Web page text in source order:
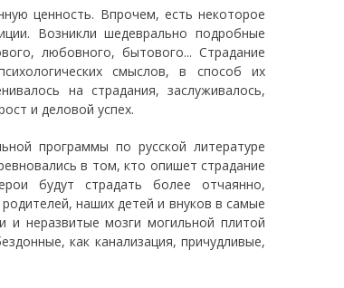
ценность. Впрочем, есть некоторое
Возникли шедеврально подробные
любовного, бытового... Страдание
смыслов, в способ их
на страдания, заслуживалось,
и деловой успех.
программы по русской литературе
в том, кто опишет страдание
будут страдать более отчаянно,
наших детей и внуков в самые
неразвитые мозги могильной плитой
как канализация, причудливые,